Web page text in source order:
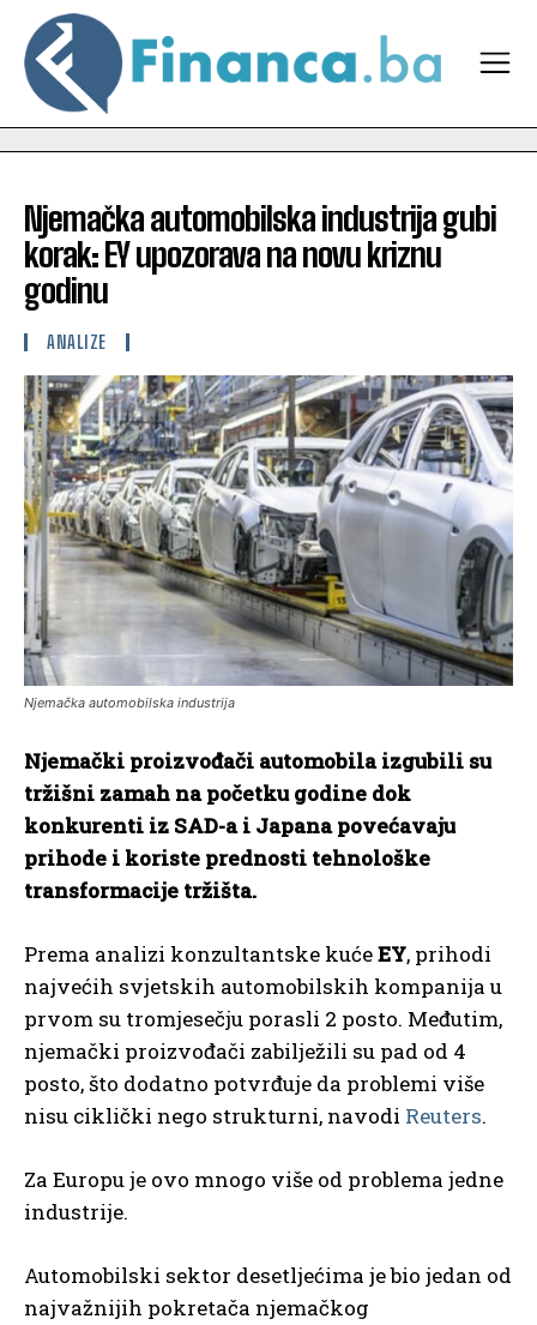
Njemačka automobilska industrija gubi
korak: EY upozorava na novu kriznu
godinu
ANALIZE
Njemačka automobilska industrija
Njemački proizvođači automobila izgubili su
tržišni zamah na početku godine dok
konkurenti iz SAD-a i Japana povećavaju
prihode i koriste prednosti tehnološke
transformacije tržišta.
Prema analizi konzultantske kućeEY, prihodi
najvećih svjetskih automobilskih kompanija u
prvom su tromjesečju porasli 2 posto. Međutim,
njemački proizvođači zabilježili su pad od 4
posto, što dodatno potvrđuje da problemi više
nisu ciklički nego strukturni, navodi Reuters.
Za Europu je ovo mnogo više od problema jedne
industrije.
Automobilski sektor desetljećima je bio jedan od
najvažnijih pokretača njemačkog